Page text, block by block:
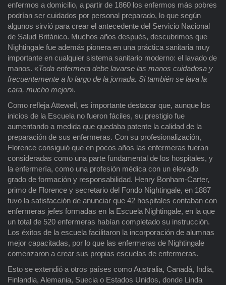
enfermos a domicilio, a partir de 1860 los enfermos más pobres
podrían ser cuidados por personal preparado, lo que según
algunos sirvió para crear el antecedente del Servicio Nacional
de Salud Británico. Muchos años después, descubrimos que
Nightingale fue además pionera en una práctica sanitaria muy
importante en cualquier sistema sanitario moderno: el lavado de
manos. «Toda enfermera debe lavarse las manos cuidadosa y
frecuentemente a lo largo de la jornada. Si también se lava la
cara, mucho mejor».
Como refleja Attewell, es importante destacar que, aunque los
inicios de la Escuela no fueron fáciles, su prestigio fue
aumentando a medida que quedaba patente la calidad de la
preparación de sus enfermeras. Con su profesionalización,
Florence consiguió que en pocos años las enfermeras fueran
consideradas como una parte fundamental de los hospitales, y
la enfermería, como una profesión médica con un elevado
grado de formación y responsabilidad. Henry Bonham-Carter,
primo de Florence y secretario del Fondo Nightingale, en 1887
tuvo la satisfacción de anunciar que 42 hospitales contaban con
enfermeras jefes formadas en la Escuela Nightingale, en la que
un total de 520 enfermeras habían completado su instrucción.
Los éxitos de la escuela facilitaron la incorporación de alumnas
mejor capacitadas, por lo que las enfermeras de Nightingale
comenzaron a crear sus propias escuelas de enfermeras.
Esto se extendió a otros países como Australia, Canadá, India,
Finlandia, Alemania, Suecia o Estados Unidos, donde Linda